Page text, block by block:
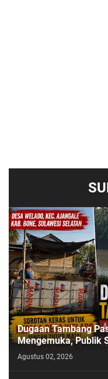
Dugaan Tambang
Mengemuka, Publik
Agustus 02, 2026